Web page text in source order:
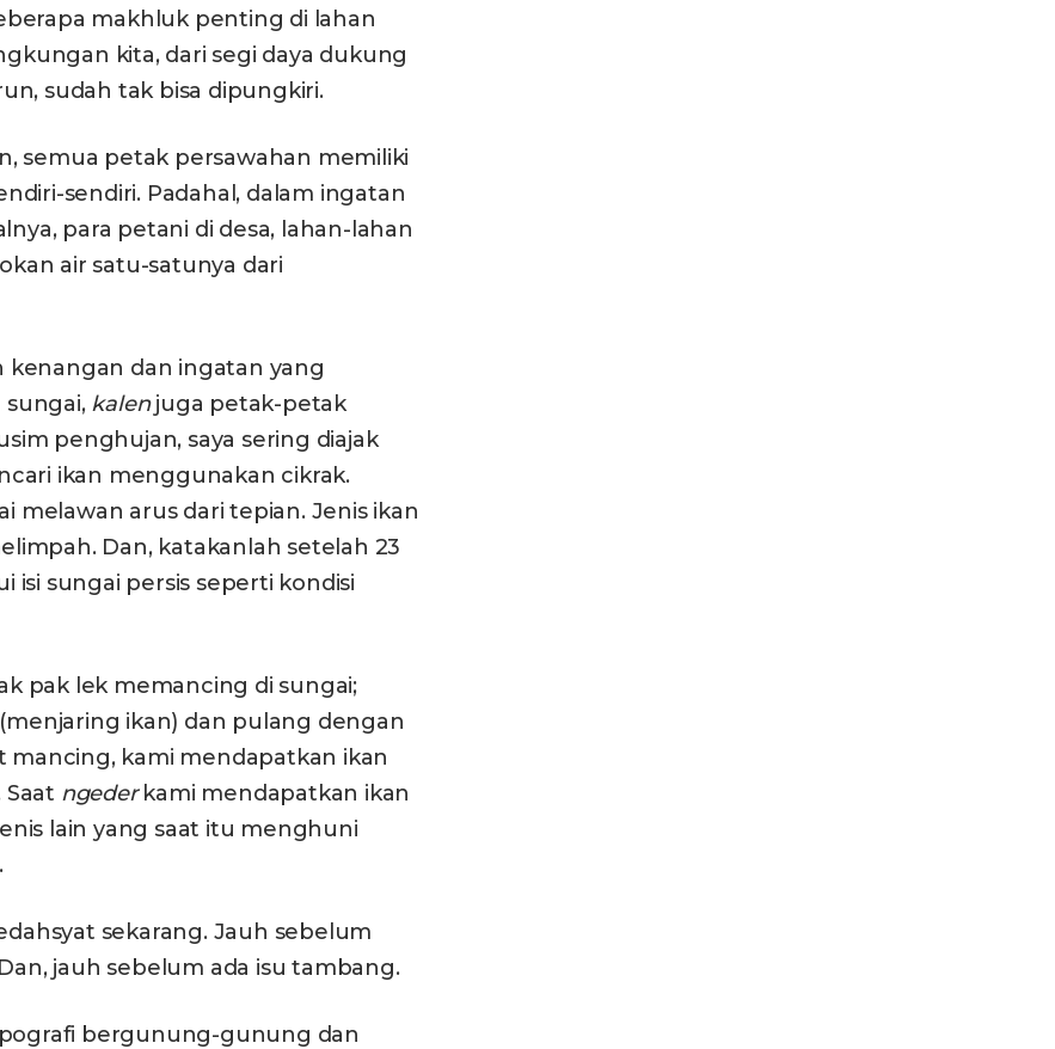
makhluk penting di lahan
kita, dari segi daya dukung
sudah tak bisa dipungkiri.
semua petak persawahan memiliki
sendiri. Padahal, dalam ingatan
para petani di desa, lahan-lahan
air satu-satunya dari
kenangan dan ingatan yang
kalenjuga petak-petak
penghujan, saya sering diajak
ikan menggunakan cikrak.
melawan arus dari tepian. Jenis ikan
Dan, katakanlah setelah 23
isi sungai persis seperti kondisi
pak lek memancing di sungai;
ikan) dan pulang dengan
mancing, kami mendapatkan ikan
ngederkami mendapatkan ikan
lain yang saat itu menghuni
sekarang. Jauh sebelum
jauh sebelum ada isu tambang.
bergunung-gunung dan